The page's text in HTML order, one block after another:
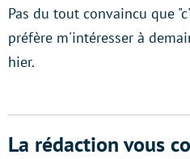
Pas du tout convaincu que
préfère m'intéresser à
hier.
La rédaction vous